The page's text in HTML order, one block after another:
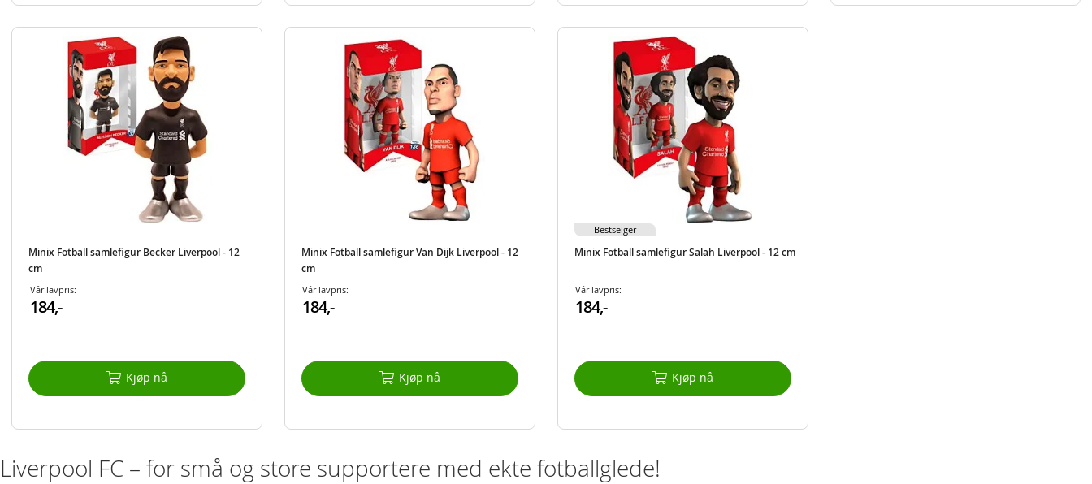
Minix Fotball samlefigur Becker Liverpool - 12
cm
Vår lavpris:
184,-
Kjøp nå
Minix Fotball samlefigur Van Dijk Liverpool - 12
cm
Vår lavpris:
184,-
Kjøp nå
Minix Fotball samlefigur Salah Liverpool - 12 cm
Vår lavpris:
184,-
Kjøp nå
Bestselger
Liverpool FC – for små og store supportere med ekte fotballglede!